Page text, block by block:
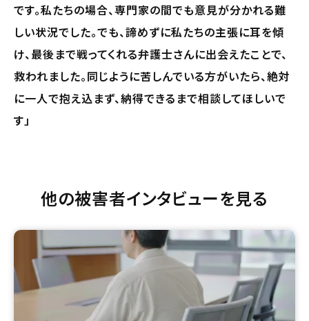
です。私たちの場合、専門家の間でも意見が分かれる難
しい状況でした。でも、諦めずに私たちの主張に耳を傾
け、最後まで戦ってくれる弁護士さんに出会えたことで、
救われました。同じように苦しんでいる方がいたら、絶対
に一人で抱え込まず、納得できるまで相談してほしいで
す」
他の被害者インタビューを見る